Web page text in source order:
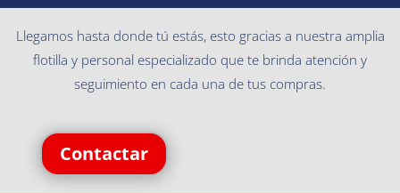
Llegamos hasta donde tú estás, esto gracias a nuestra amplia
flotilla y personal especializado que te brinda atención y
seguimiento en cada una de tus compras.
Contactar